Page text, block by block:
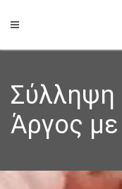
Σύλληψη
Άργος